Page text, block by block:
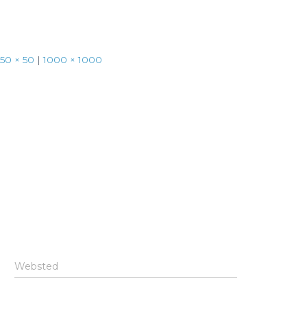
50 × 50 | 1000 × 1000
Websted